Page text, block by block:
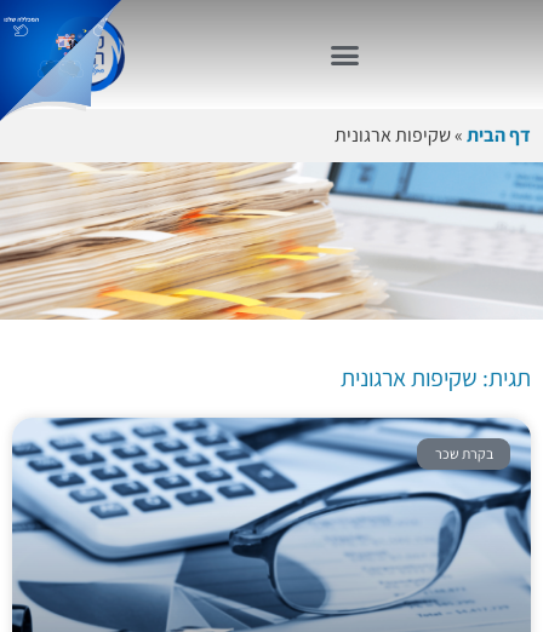
דף הבית»שקיפות ארגונית
תגית: שקיפות ארגונית
בקרת שכר